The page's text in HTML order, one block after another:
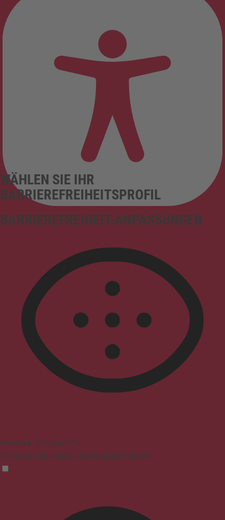
BARRIEREFREIHEIT-ANPASSUNGEN
WÄHLEN SIE IHR
BARRIEREFREIHEITSPROFIL
Modus für Sehbehinderte
Verbessert die visuelle Darstellung der Website